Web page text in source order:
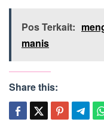
Pos Terkait:
manis
Share this: